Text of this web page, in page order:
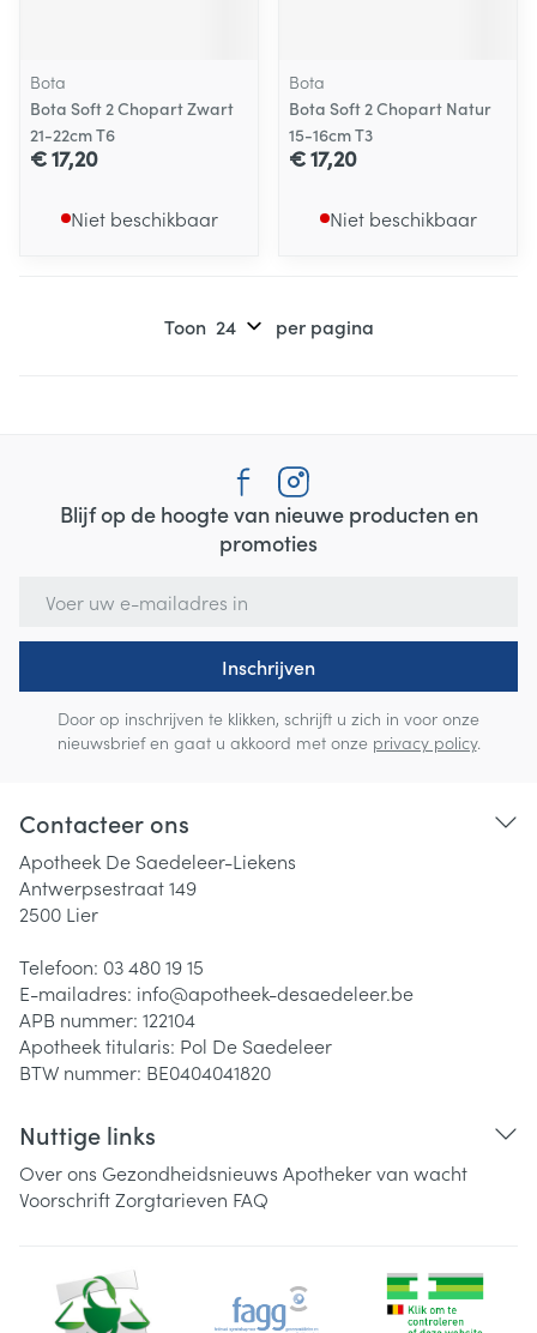
Bota
Bota Soft 2 Chopart Zwart
21-22cm T6
€ 17,20
Niet beschikbaar
Bota
Bota Soft 2 Chopart Natur
15-16cm T3
€ 17,20
Niet beschikbaar
Toon per pagina
Blijf op de hoogte van nieuwe producten en
promoties
Inschrijven
Door op inschrijven te klikken, schrijft u zich in voor onze
nieuwsbrief en gaat u akkoord met onze privacy policy.
Contacteer ons
Apotheek De Saedeleer-Liekens
Antwerpsestraat 149
2500 Lier
Telefoon: 03 480 19 15
E-mailadres: info@apotheek-desaedeleer.be
APB nummer: 122104
Apotheek titularis: Pol De Saedeleer
BTW nummer: BE0404041820
Nuttige links
Over ons Gezondheidsnieuws Apotheker van wacht
VoorschriftZorgtarieven FAQ